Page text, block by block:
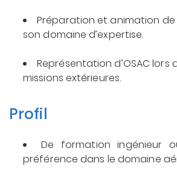
Préparation et animation
son domaine d’expertise.
Représentation d’OSAC lors
missions extérieures.
Profil
De formation ingénieur
préférence dans le domaine